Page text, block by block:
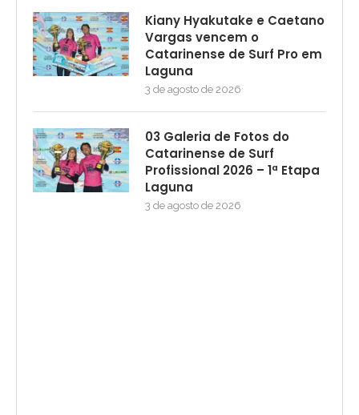
Kiany Hyakutake e Caetano
Vargas vencem o
Catarinense de Surf Pro em
Laguna
3 de agosto de 2026
03 Galeria de Fotos do
Catarinense de Surf
Profissional 2026 – 1ª Etapa
Laguna
3 de agosto de 2026